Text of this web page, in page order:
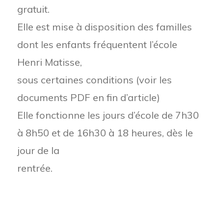
gratuit.
Elle est mise à disposition des familles
dont les enfants fréquentent l’école
Henri Matisse,
sous certaines conditions (voir les
documents PDF en fin d’article)
Elle fonctionne les jours d’école de 7h30
à 8h50 et de 16h30 à 18 heures, dès le
jour de la
rentrée.